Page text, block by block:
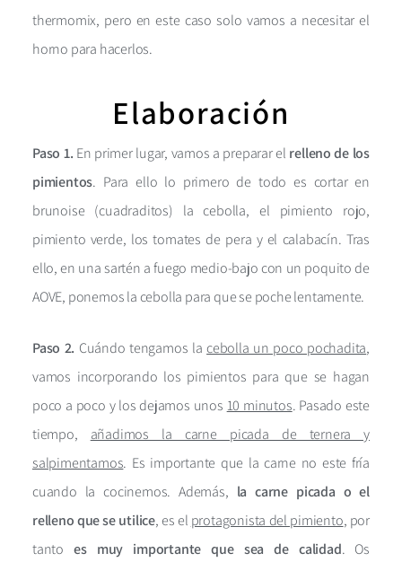
thermomix, pero en este caso solo vamos a necesitar el
horno para hacerlos.
Elaboración
Paso 1. En primer lugar, vamos a preparar el relleno de los
pimientos. Para ello lo primero de todo es cortar en
brunoise (cuadraditos) la cebolla, el pimiento rojo,
pimiento verde, los tomates de pera y el calabacín. Tras
ello, en una sartén a fuego medio-bajo con un poquito de
AOVE, ponemos la cebolla para que se poche lentamente.
Paso 2. Cuándo tengamos lacebolla un poco pochadita,
vamos incorporando los pimientos para que se hagan
poco a poco y los dejamos unos 10 minutos. Pasado este
tiempo, añadimos la carne picada de ternera y
salpimentamos. Es importante que la carne no este fría
cuando la cocinemos. Además, la carne picada o el
relleno que se utilice, es el protagonista del pimiento, por
tantoes muy importante que sea de calidad. Os